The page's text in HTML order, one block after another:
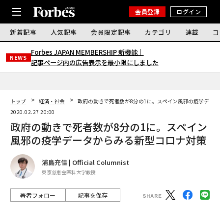
会員登録 ログイン
新着記事 人気記事 会員限定記事 カテゴリ 連載
NEWS
Forbes JAPAN MEMBERSHIP 新機能｜
記事ページ内の広告表示を最小限にしました
トップ 経済・社会
政府の動きで死者数が8分の1に。スペイン風邪の疫学デー
2020.02.27 20:00
政府の動きで死者数が8分の1に。スペイン
風邪の疫学データからみる新型コロナ対策
浦島充佳 | Official Columnist
東京慈恵会医科大学教授
著者フォロー 記事を保存